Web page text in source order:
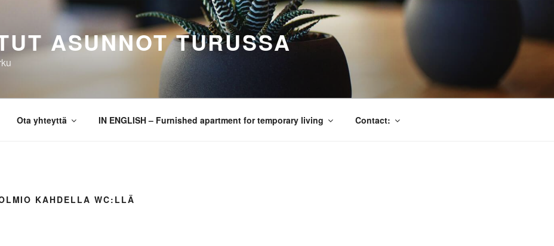
ASUNNOT TURUSSA
Ota yhteyttä IN ENGLISH – Furnished apartment for temporary living Contact:
KAHDELLA WC:LLÄ